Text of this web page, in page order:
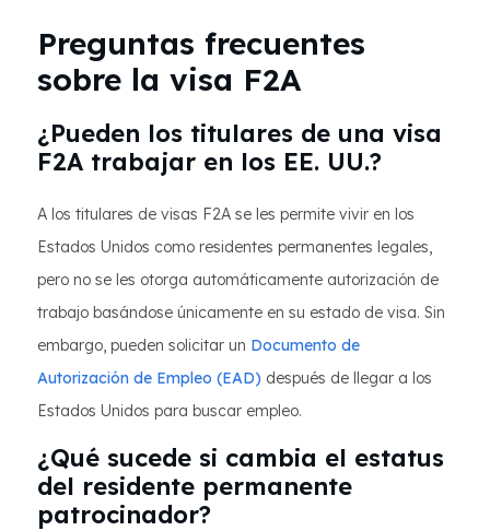
Preguntas frecuentes
sobre la visa F2A
¿Pueden los titulares de una visa
F2A trabajar en los EE. UU.?
A los titulares de visas F2A se les permite vivir en los
Estados Unidos como residentes permanentes legales,
pero no se les otorga automáticamente autorización de
trabajo basándose únicamente en su estado de visa. Sin
embargo, pueden solicitar un Documento de
Autorización de Empleo (EAD) después de llegar a los
Estados Unidos para buscar empleo.
¿Qué sucede si cambia el estatus
del residente permanente
patrocinador?